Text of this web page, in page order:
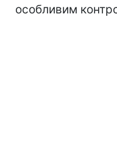
особливим